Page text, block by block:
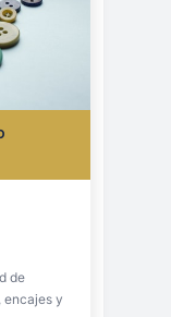
de
encajes y